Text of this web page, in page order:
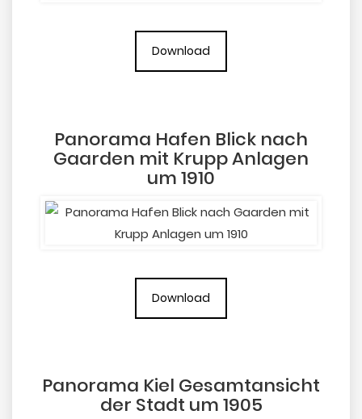
Download
Panorama Hafen Blick nach
Gaarden mit Krupp Anlagen
um 1910
Download
Panorama Kiel Gesamtansicht
der Stadt um 1905